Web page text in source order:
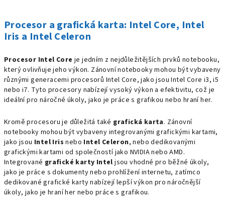
Procesor a grafická karta: Intel Core, Intel
Iris a Intel Celeron
Procesor Intel Core je jedním z nejdůležitějších prvků notebooku,
který ovlivňuje jeho výkon. Zánovní notebooky mohou být vybaveny
různými generacemi procesorů Intel Core, jako jsou Intel Core i3, i5
nebo i7. Tyto procesory nabízejí vysoký výkon a efektivitu, což je
ideální pro náročné úkoly, jako je práce s grafikou nebo hraní her.
Kromě procesoru je důležitá také grafická karta. Zánovní
notebooky mohou být vybaveny integrovanými grafickými kartami,
jako jsou Intel Iris nebo Intel Celeron, nebo dedikovanými
grafickými kartami od společností jako NVIDIA nebo AMD.
Integrované grafické karty Intel jsou vhodné pro běžné úkoly,
jako je práce s dokumenty nebo prohlížení internetu, zatímco
dedikované grafické karty nabízejí lepší výkon pro náročnější
úkoly, jako je hraní her nebo práce s grafikou.